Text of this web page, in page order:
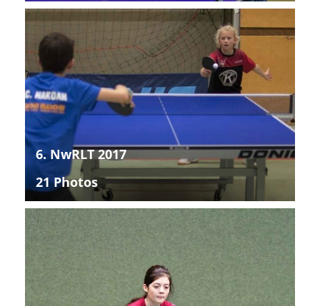
6. NwRLT 2017
21 Photos